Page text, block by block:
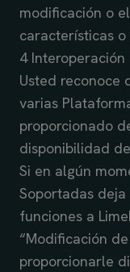
modificación o
características o
4
Usted reconoce
varias
proporcionado
disponibilidad
Si en algún
Soportadas
funciones a
“Modificación
proporcionarle